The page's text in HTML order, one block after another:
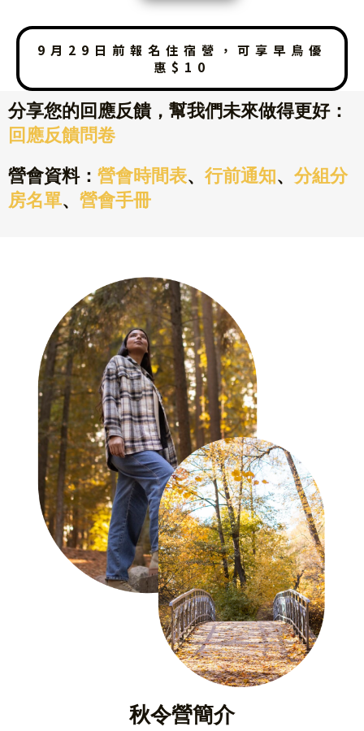
9月29日前報名住宿營，可享早鳥優
惠$10
分享您的回應反饋，幫我們未來做得更好：
回應反饋問卷
營會資料： 營會時間表、 行前通知、 分組分
房名單、 營會手冊
秋令營簡介